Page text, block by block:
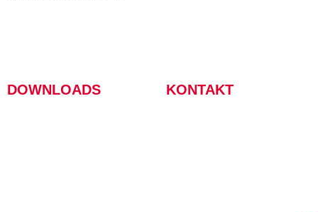
DOWNLOADS KONTAKT